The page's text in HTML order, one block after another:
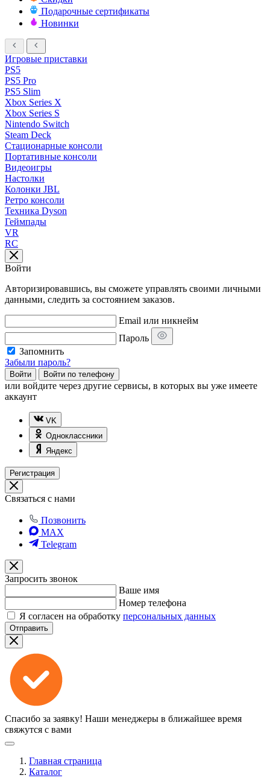
Подарочные сертификаты
Новинки
Игровые приставки
PS5
PS5 Pro
PS5 Slim
Xbox Series X
Xbox Series S
Nintendo Switch
Steam Deck
Стационарные консоли
Портативные консоли
Видеоигры
Настолки
Колонки JBL
Ретро консоли
Техника Dyson
Геймпады
VR
RC
Войти
Авторизировавшись, вы сможете управлять своими личными
данными, следить за состоянием заказов.
Email или никнейм
Пароль
Запомнить
Забыли пароль?
Войти Войти по телефону
или войдите через другие сервисы, в которых вы уже имеете
аккаунт
VK
Одноклассники
Яндекс
Регистрация
Связаться с нами
Позвонить
MAX
Telegram
Запросить звонок
Ваше имя
Номер телефона
Я согласен на обработку персональных данных
Отправить
Спасибо за заявку! Наши менеджеры в ближайшее время
свяжутся с вами
Главная страница
Каталог